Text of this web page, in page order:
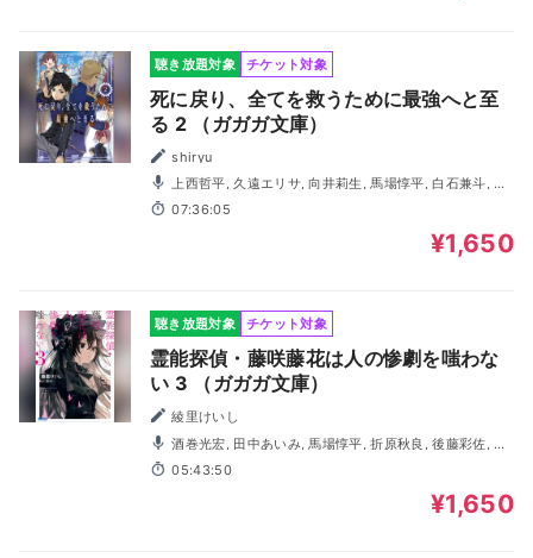
聴き放題対象 チケット対象
死に戻り、全てを救うために最強へと至
る 2 （ガガガ文庫）
shiryu
上西哲平, 久遠エリサ, 向井莉生, 馬場惇平, 白石兼斗, 野
沢聡, 一宮麗, 神﨑桃伽, 橋本晃太朗, 合田葵
07:36:05
¥1,650
聴き放題対象 チケット対象
霊能探偵・藤咲藤花は人の惨劇を嗤わな
い 3 （ガガガ文庫）
綾里けいし
酒巻光宏, 田中あいみ, 馬場惇平, 折原秋良, 後藤彩佐, 寺
西はる, 二宮愛理, 笹本直起, 厚木那奈美
05:43:50
¥1,650